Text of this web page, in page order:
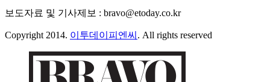
보도자료 및 기사제보 : bravo@etoday.co.kr
Copyright 2014. 이투데이피엔씨 . All rights reserved